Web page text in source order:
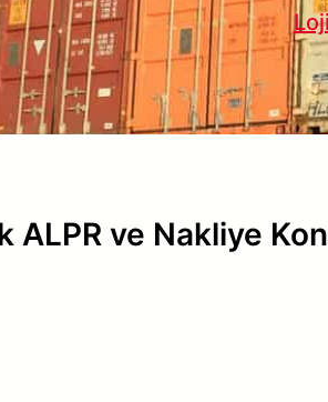
ALPR ve Nakliye